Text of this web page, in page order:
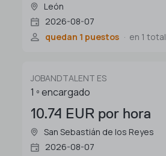
León
2026-08-07
quedan 1 puestos
en 1 total
JOBANDTALENT ES
1 º encargado
10.74 EUR por hora
San Sebastián de los Reyes
2026-08-07